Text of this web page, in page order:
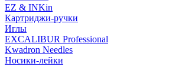
EZ & INKin
Картриджи-ручки
Иглы
EXCALIBUR Professional
Kwadron Needles
Носики-лейки